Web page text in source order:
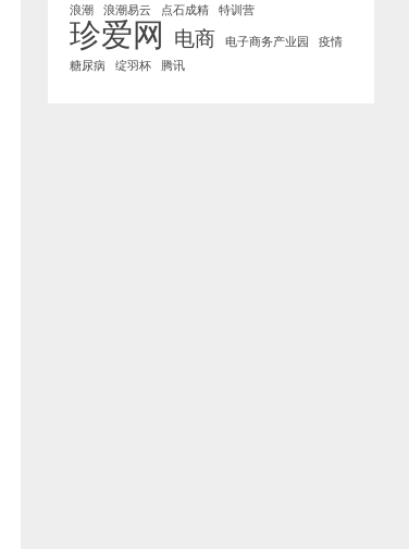
浪潮 浪潮易云 点石成精 特训营
珍爱网 电商 电子商务产业园
疫情
糖尿病
绽羽杯 腾讯